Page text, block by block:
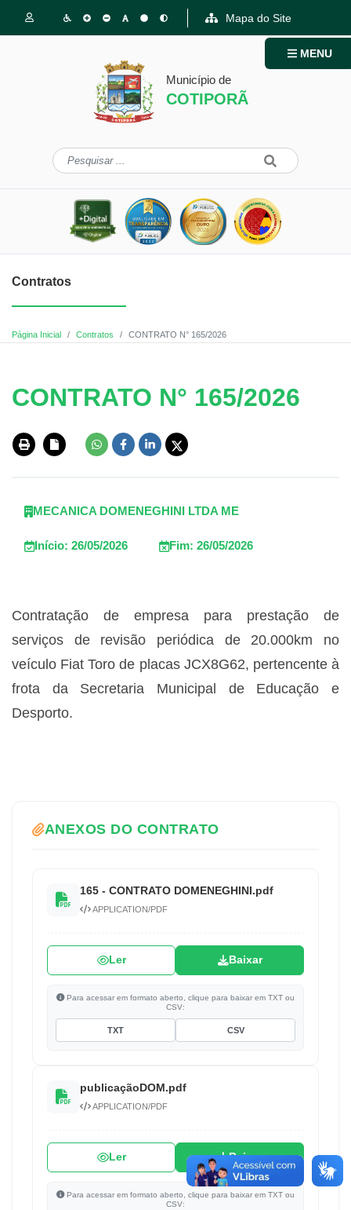
Mapa do Site
Município de
COTIPORÃ
MENU
Contratos
Página Inicial Contratos CONTRATO N° 165/2026
CONTRATO N° 165/2026
MECANICA DOMENEGHINI LTDA ME
Início: 26/05/2026 Fim: 26/05/2026
Contratação de empresa para prestação de
serviços de revisão periódica de 20.000km no
veículo Fiat Toro de placas JCX8G62, pertencente à
frota da Secretaria Municipal de Educação e
Desporto.
ANEXOS DO CONTRATO
165 - CONTRATO DOMENEGHINI.pdf
APPLICATION/PDF
Ler Baixar
Para acessar em formato aberto, clique para baixar em TXT ou
CSV:
TXT CSV
publicaçãoDOM.pdf
APPLICATION/PDF
Ler Baixar
Para acessar em formato aberto, clique para baixar em TXT ou
CSV: